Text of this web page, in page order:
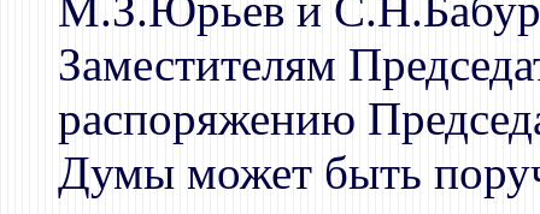
Заместителям
распоряжению
Думы может быть